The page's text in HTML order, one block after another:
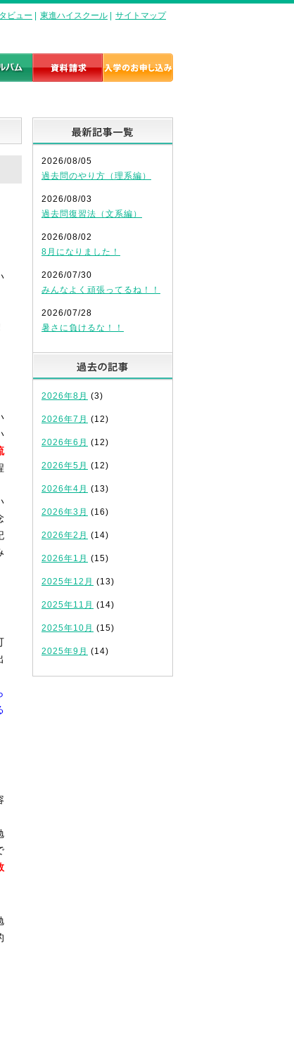
ビュー 東進ハイスクール サイトマップ
2026/08/05
過去問のやり方（理系編）
2026/08/03
過去問復習法（文系編）
2026/08/02
8月になりました！
2026/07/30
みんなよく頑張ってるね！！
2026/07/28
暑さに負けるな！！
2026年8月 (3)
2026年7月 (12)
2026年6月 (12)
2026年5月 (12)
2026年4月 (13)
2026年3月 (16)
2026年2月 (14)
2026年1月 (15)
2025年12月 (13)
2025年11月 (14)
2025年10月 (15)
2025年9月 (14)